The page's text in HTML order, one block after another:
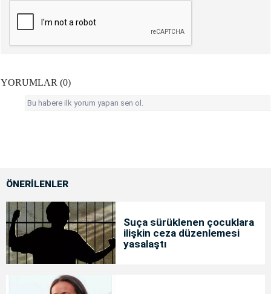
YORUMLAR (0)
Bu habere ilk yorum yapan sen ol.
ÖNERİLENLER
Suça sürüklenen çocuklara
ilişkin ceza düzenlemesi
yasalaştı